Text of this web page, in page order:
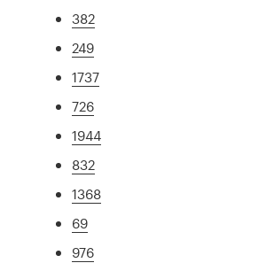
382
249
1737
726
1944
832
1368
69
976